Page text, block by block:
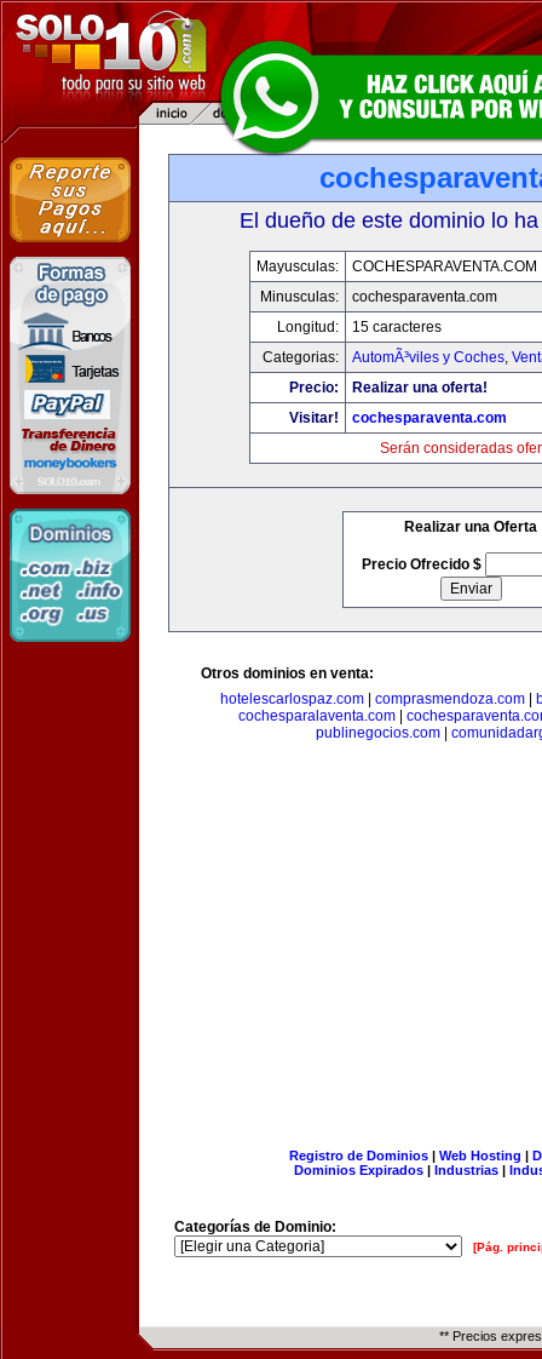
El dueño de este dominio lo
Mayusculas:
COCHESPARAVENTA.COM
Minusculas:
cochesparaventa.com
Longitud:
15 caracteres
Categorias:
AutomÃ³viles y Coches,
Precio:
Realizar una oferta!
Visitar!
cochesparaventa.com
Serán consideradas
Realizar una Oferta
Precio Ofrecido $
Otros dominios en venta:
hotelescarlospaz.com| comprasmendoza.com|
cochesparalaventa.com
publinegocios.com|
Registro de Dominios| Web Hosting |
Dominios Expirados | Industrias |
Categorías de Dominio:
[Pág.
** Precios